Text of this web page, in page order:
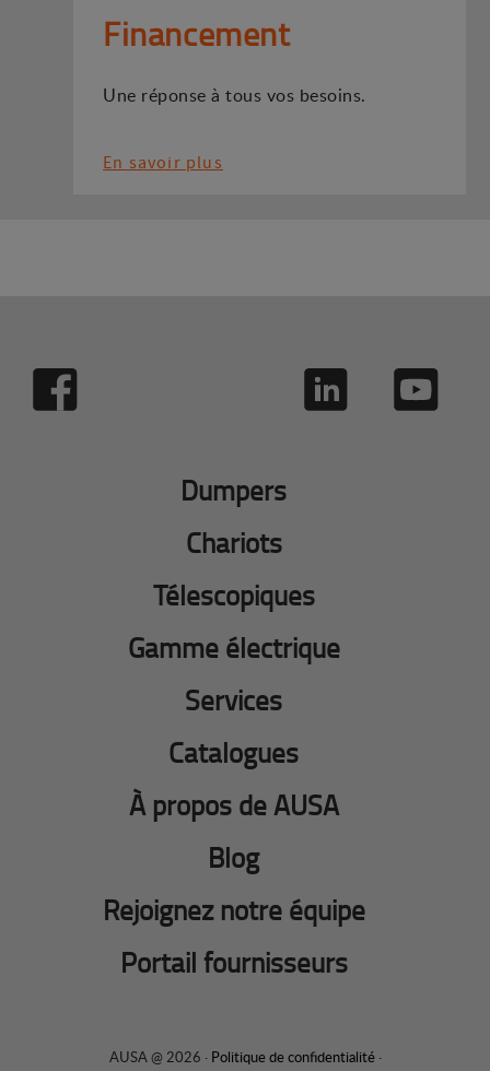
Financement
Une réponse à tous vos besoins.
En savoir plus
Dumpers
Chariots
Télescopiques
Gamme électrique
Services
Catalogues
À propos de AUSA
Blog
Rejoignez notre équipe
Portail fournisseurs
AUSA @ 2026 · Politique de confidentialité·